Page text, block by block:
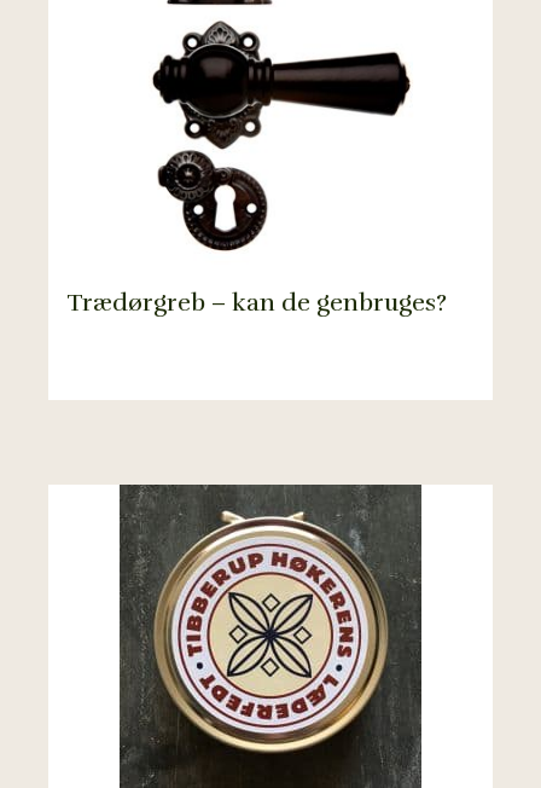
Trædørgreb – kan de genbruges?